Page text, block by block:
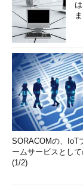
じ
ログ機能
Windows
Windows
2008のセ
ィが強化
ウォール
じ
ファイア
ウォー
ル・プロ
ファイル
「ドメイ
ファイ
ライベー
ファイル
リック・
SORACOMの、IoT
ームサービスとし
(1/2)